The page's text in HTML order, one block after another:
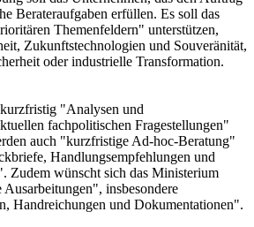
Berateraufgaben erfüllen. Es soll das
Themenfeldern" unterstützen,
Zukunftstechnologien und Souveränität,
oder industrielle Transformation.
"Analysen und
fachpolitischen Fragestellungen"
auch "kurzfristige Ad-hoc-Beratung"
Handlungsempfehlungen und
Zudem wünscht sich das Ministerium
insbesondere
Handreichungen und Dokumentationen".